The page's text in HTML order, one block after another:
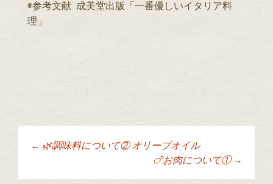
◉参考文献 成美堂出版「一番優しいイタリア料
理」
投稿ナビゲーショ
← 🌿調味料について② オリーブオイル
🍗お肉について① →